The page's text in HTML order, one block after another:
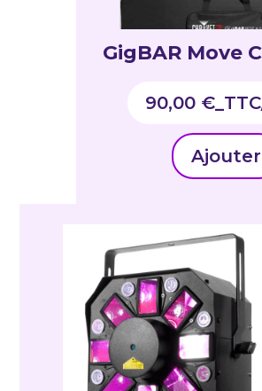
GigBAR Move CHAUVET
90,00 €_TTC
Ajouter